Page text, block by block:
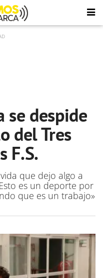
se despide
del Tres
F.S.
que dejo algo a
es un deporte por
que es un trabajo»